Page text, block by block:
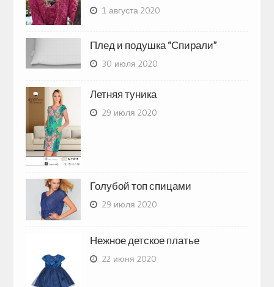
1 августа 2020
Плед и подушка “Спирали”
30 июля 2020
Летняя туника
29 июля 2020
Голубой топ спицами
29 июля 2020
Нежное детское платье
22 июня 2020